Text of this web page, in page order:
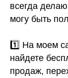
всегда
могу быть
1️⃣ На моем
найдете
продаж,